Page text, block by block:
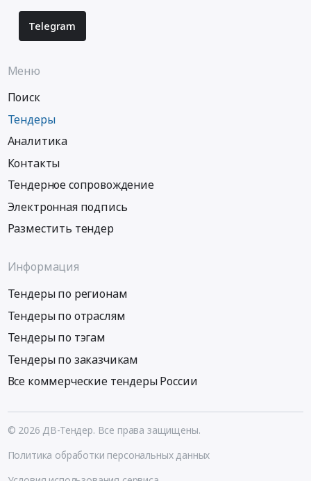
Telegram
Меню
Поиск
Тендеры
Аналитика
Контакты
Тендерное сопровождение
Электронная подпись
Разместить тендер
Информация
Тендеры по регионам
Тендеры по отраслям
Тендеры по тэгам
Тендеры по заказчикам
Все коммерческие тендеры России
© 2026 ДВ-Тендер. Все права защищены.
Политика обработки персональных данных